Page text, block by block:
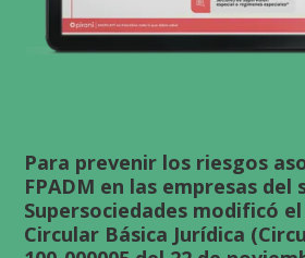
Para prevenir los riesgos
FPADM en las empresas del
Supersociedades modificó
Circular Básica Jurídica